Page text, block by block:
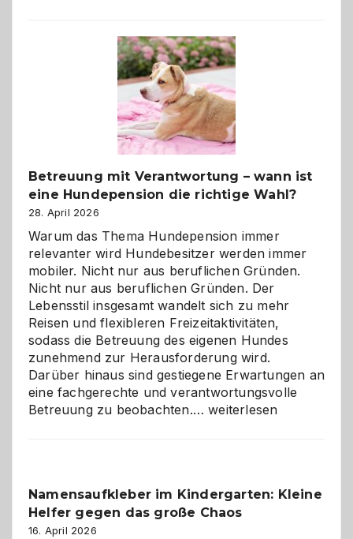
Betreuung mit Verantwortung – wann ist
eine Hundepension die richtige Wahl?
28. April 2026
Warum das Thema Hundepension immer
relevanter wird Hundebesitzer werden immer
mobiler. Nicht nur aus beruflichen Gründen.
Nicht nur aus beruflichen Gründen. Der
Lebensstil insgesamt wandelt sich zu mehr
Reisen und flexibleren Freizeitaktivitäten,
sodass die Betreuung des eigenen Hundes
zunehmend zur Herausforderung wird.
Darüber hinaus sind gestiegene Erwartungen an
eine fachgerechte und verantwortungsvolle
Betreuung zu beobachten.…Betreuung
ist
eine
weiterlesen
Namensaufkleber im Kindergarten: Kleine
Helfer gegen das große Chaos
16. April 2026